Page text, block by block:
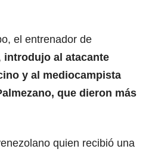
el entrenador de
introdujo al atacante
y al mediocampista
que dieron más
quien recibió una